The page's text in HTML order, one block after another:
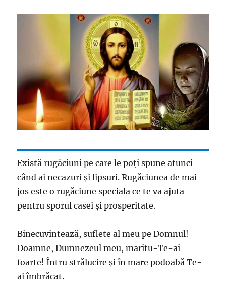
Există rugăciuni pe care le poți spune atunci
când ai necazuri și lipsuri. Rugăciunea de mai
jos este o rugăciune speciala ce te va ajuta
pentru sporul casei și prosperitate.
Binecuvintează, suflete al meu pe Domnul!
Doamne, Dumnezeul meu, maritu-Te-ai
foarte! Întru strălucire şi în mare podoabă Te-
ai îmbrăcat.